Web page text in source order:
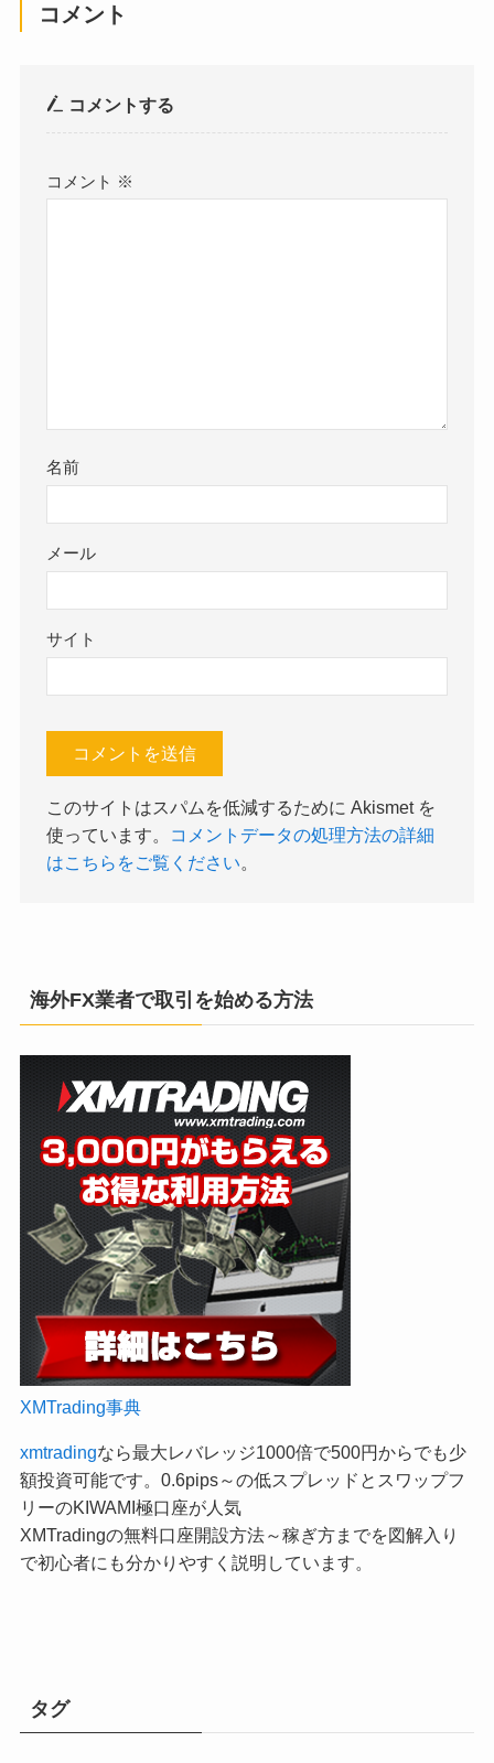
コメント
コメントする
コメント ※
名前
メール
サイト
このサイトはスパムを低減するために Akismet を
使っています。
コメントデータの処理方法の詳細
はこちらをご覧ください。
海外FX業者で取引を始める方法
XMTrading事典
xmtradingなら最大レバレッジ1000倍で500円からでも少
額投資可能です。0.6pips～の低スプレッドとスワップフ
リーのKIWAMI極口座が人気
XMTradingの無料口座開設方法～稼ぎ方までを図解入り
で初心者にも分かりやすく説明しています。
タグ